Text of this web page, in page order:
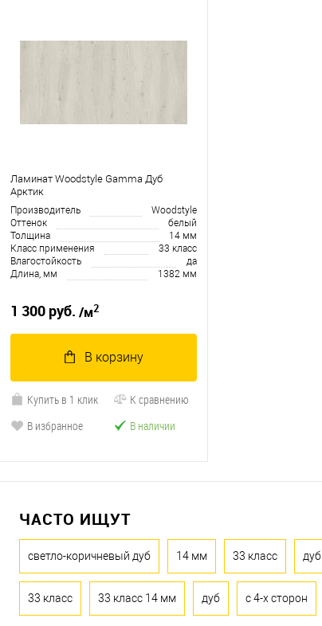
Ламинат Woodstyle Gamma Дуб
Арктик
Производитель
Woodstyle
Оттенок
белый
Толщина
14 мм
Класс применения
33 класс
Влагостойкость
да
Длина, мм
1382 мм
1 300 руб. /м2
В корзину
Купить в 1 клик
К сравнению
В избранное
В наличии
ЧАСТО ИЩУТ
светло-коричневый дуб 14 мм 33 класс дуб
33 класс 33 класс 14 мм дуб с 4-х сторон